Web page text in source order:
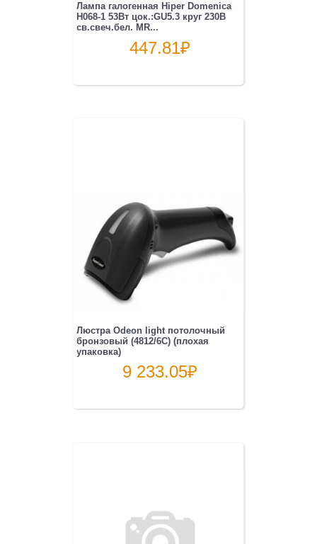
Лампа галогенная Hiper Domenica
H068-1 53Вт цок.:GU5.3 круг 230B
св.свеч.бел. MR...
447.81₽
Люстра Odeon light потолочный
бронзовый (4812/6C) (плохая
упаковка)
9 233.05₽